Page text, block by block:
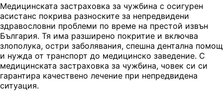
Медицинската застраховка за чужбина с осигурен
асистанс покрива разноските за непредвидени
здравословни проблеми по време на престой извън
България. Тя има разширено покритие и включва
злополука, остри заболявания, спешна дентална помощ
и нужда от транспорт до медицинско заведение. С
медицинската застраховка за чужбина, човек си си
гарантира качествено лечение при непредвидена
ситуация.